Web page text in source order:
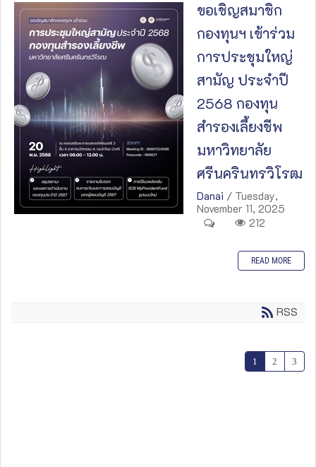
ขอเชิญสมาชิก
กองทุนฯ เข้าร่วม
การประชุมใหญ่
สามัญ ประจำปี
2568 กองทุน
สำรองเลี้ยงชีพ
มหาวิทยาลัย
ศรีนครินทรวิโรฒ
Danai / Tuesday,
November 11, 2025
212
READ MORE
RSS
1 2 3